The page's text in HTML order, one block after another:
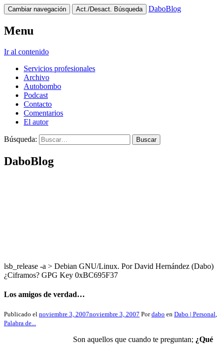
Cambiar navegación Act./Desact. Búsqueda DaboBlog
Menu
Ir al contenido
Servicios profesionales
Archivo
Autobombo
Podcast
Contacto
Comentarios
El autor
Búsqueda:
DaboBlog
lsb_release -a > Debian GNU/Linux. Por David Hernández (Dabo)
¿Ciframos? GPG Key 0xBC695F37
Los amigos de verdad…
Publicado el noviembre 3, 2007noviembre 3, 2007 Pordabo en Dabo | Personal,
Palabra de...
Son aquellos que cuando te preguntan; ¿Qué